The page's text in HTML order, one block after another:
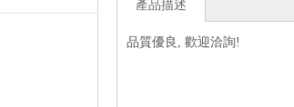
產品描述
品質優良, 歡迎洽詢!